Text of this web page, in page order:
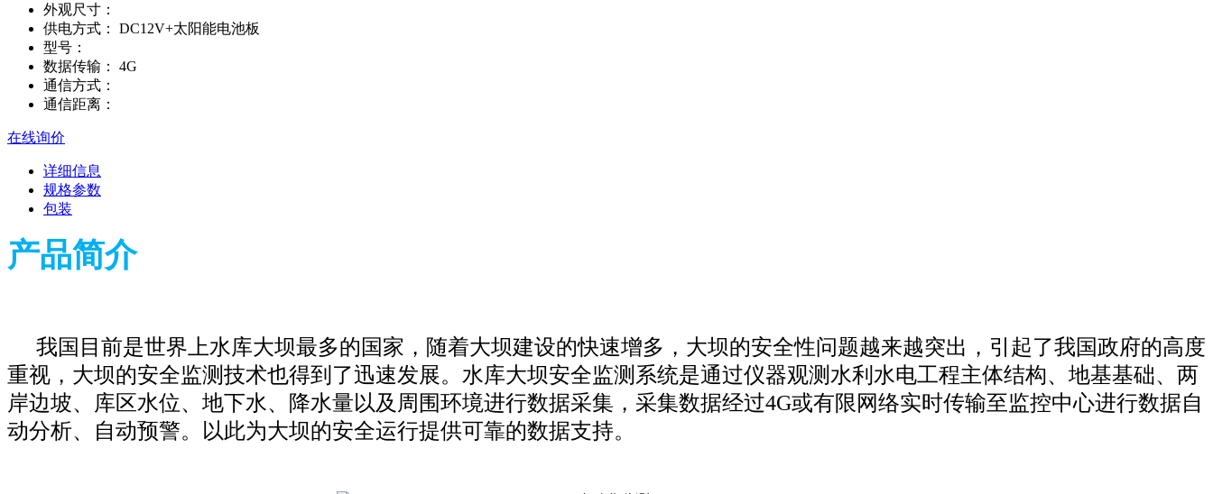
外观尺寸：
供电方式：
DC12V+太阳能电池板
型号：
数据传输：
4G
通信方式：
通信距离：
在线询价
详细信息
规格参数
包装
产品简介
我国目前是世界上水库大坝最多的国家，随着大坝建设的快速增多，大坝的安全性问题越来越突出，引起了我国政府的高度
重视，大坝的安全监测技术也得到了迅速发展。水库大坝安全监测系统是通过仪器观测水利水电工程主体结构、地基基础、两
岸边坡、库区水位、地下水、降水量以及周围环境进行数据采集，采集数据经过4G或有限网络实时传输至监控中心进行数据自
动分析、自动预警。以此为大坝的安全运行提供可靠的数据支持。